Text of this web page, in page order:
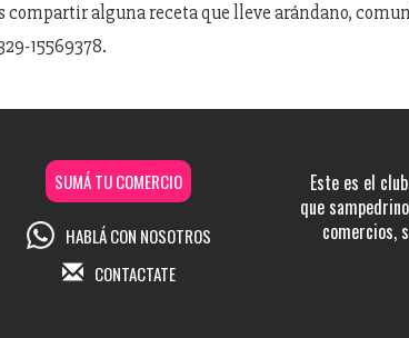
compartir alguna receta que lleve arándano,
15569378.
SUMÁ TU COMERCIO
HABLÁ CON NOSOTROS
CONTACTATE
Este es el
que
comercios,